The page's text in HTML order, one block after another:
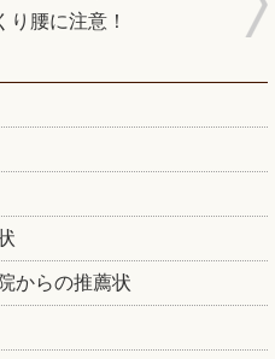
り腰に注意！
からの推薦状